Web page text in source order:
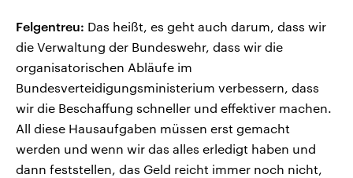
Felgentreu: Das heißt, es geht auch darum, dass wir
die Verwaltung der Bundeswehr, dass wir die
organisatorischen Abläufe im
Bundesverteidigungsministerium verbessern, dass
wir die Beschaffung schneller und effektiver machen.
All diese Hausaufgaben müssen erst gemacht
werden und wenn wir das alles erledigt haben und
dann feststellen, das Geld reicht immer noch nicht,